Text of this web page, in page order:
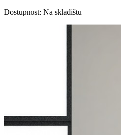
Dostupnost: Na skladištu